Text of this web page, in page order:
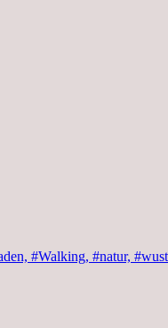
#Walking, #natur,